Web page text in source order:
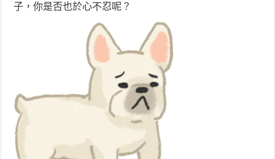
子，你是否也於心不忍呢？